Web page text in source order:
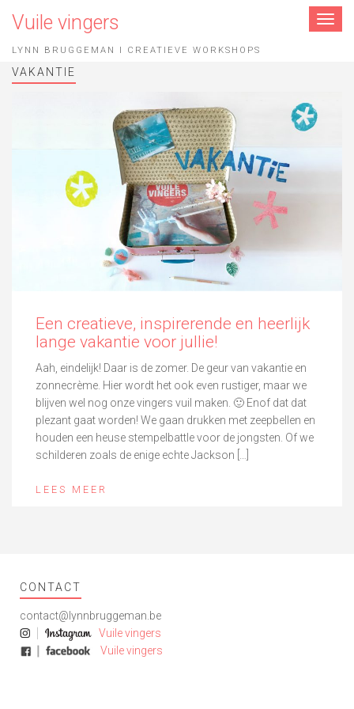
Toggle
Vuile vingers
LYNN BRUGGEMAN I CREATIEVE WORKSHOPS
VAKANTIE
Een creatieve, inspirerende en heerlijk
lange vakantie voor jullie!
Aah, eindelijk! Daar is de zomer. De geur van vakantie en
zonnecrème. Hier wordt het ook even rustiger, maar we
blijven wel nog onze vingers vuil maken. 🙂 Enof dat dat
plezant gaat worden! We gaan drukken met zeepbellen en
houden een heuse stempelbattle voor de jongsten. Of we
schilderen zoals de enige echte Jackson […]
LEES MEER
CONTACT
contact@lynnbruggeman.be
Vuile vingers
Vuile vingers